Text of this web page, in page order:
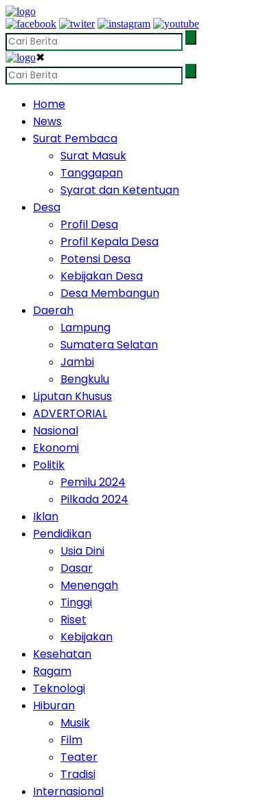
✖
Home
News
Surat Pembaca
Surat Masuk
Tanggapan
Syarat dan Ketentuan
Desa
Profil Desa
Profil Kepala Desa
Potensi Desa
Kebijakan Desa
Desa Membangun
Daerah
Lampung
Sumatera Selatan
Jambi
Bengkulu
Liputan Khusus
ADVERTORIAL
Nasional
Ekonomi
Politik
Pemilu 2024
Pilkada 2024
Iklan
Pendidikan
Usia Dini
Dasar
Menengah
Tinggi
Riset
Kebijakan
Kesehatan
Ragam
Teknologi
Hiburan
Musik
Film
Teater
Tradisi
Internasional